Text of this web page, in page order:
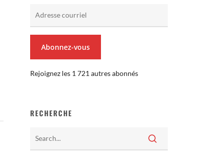
Abonnez-vous
Rejoignez les 1 721 autres abonnés
RECHERCHE